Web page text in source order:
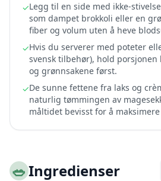
✓Legg til en side med ikke-
som dampet brokkoli eller en
fiber og volum uten å heve
✓Hvis du serverer med poteter
svensk tilbehør), hold porsjonen
og grønnsakene først.
✓De sunne fettene fra laks og
naturlig tømmingen av
måltidet bevisst for å
🥗Ingredienser